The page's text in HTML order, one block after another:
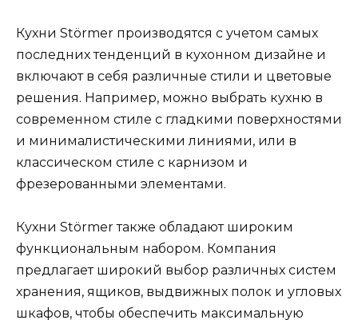
Кухни Störmer производятся с учетом самых
последних тенденций в кухонном дизайне и
включают в себя различные стили и цветовые
решения. Например, можно выбрать кухню в
современном стиле с гладкими поверхностями
и минималистическими линиями, или в
классическом стиле с карнизом и
фрезерованными элементами.
Кухни Störmer также обладают широким
функциональным набором. Компания
предлагает широкий выбор различных систем
хранения, ящиков, выдвижных полок и угловых
шкафов, чтобы обеспечить максимальную